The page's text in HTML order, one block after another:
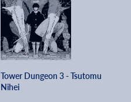
Tower Dungeon 3 - Tsutomu
Nihei